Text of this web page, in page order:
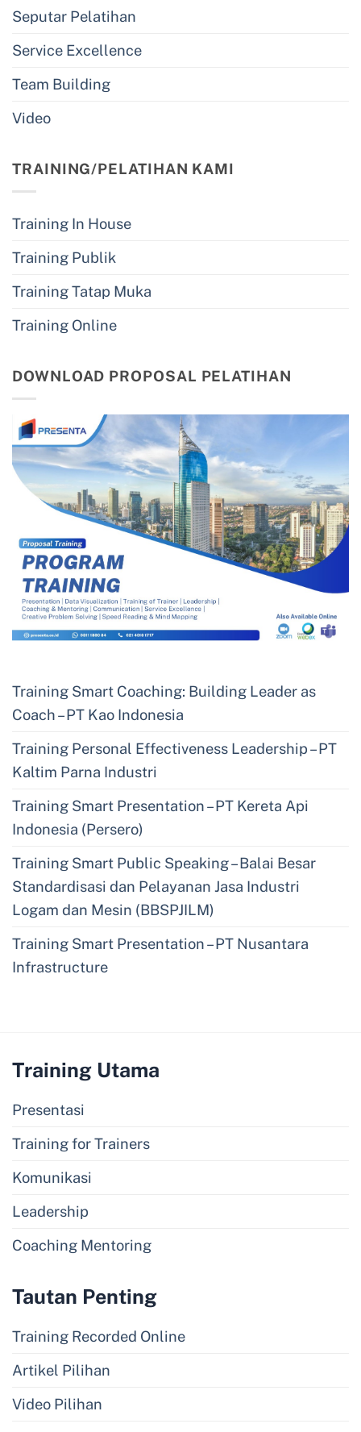
Seputar Pelatihan
Service Excellence
Team Building
Video
TRAINING/PELATIHAN KAMI
Training In House
Training Publik
Training Tatap Muka
Training Online
DOWNLOAD PROPOSAL PELATIHAN
Training Smart Coaching: Building Leader as
Coach – PT Kao Indonesia
Training Personal Effectiveness Leadership – PT
Kaltim Parna Industri
Training Smart Presentation – PT Kereta Api
Indonesia (Persero)
Training Smart Public Speaking – Balai Besar
Standardisasi dan Pelayanan Jasa Industri
Logam dan Mesin (BBSPJILM)
Training Smart Presentation – PT Nusantara
Infrastructure
Training Utama
Presentasi
Training for Trainers
Komunikasi
Leadership
Coaching Mentoring
Tautan Penting
Training Recorded Online
Artikel Pilihan
Video Pilihan